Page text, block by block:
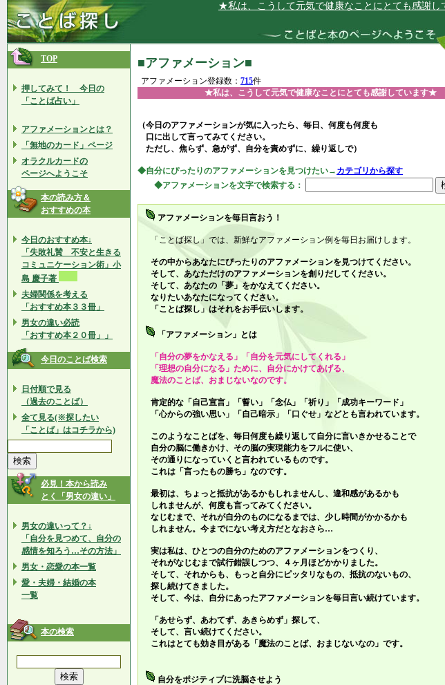
★私は、こうして元気で健康なことにとても感謝しています★
TOP
押してみて！ 今日の
「ことば占い」
アファメーションとは？
「無地のカード」ページ
オラクルカードの
ページへようこそ
本の読み方＆
おすすめの本
今日のおすすめ本↓
「失敗礼賛 不安と生きる
コミュニケーション術」小
島 慶子著
夫婦関係を考える
「おすすめ本３３冊」
男女の違い必読
「おすすめ本２０冊」」
今日のことば検索
日付順で見る
（過去のことば）
全て見る(※探したい
「ことば」はコチラから)
必見！本から読み
とく「男女の違い」
男女の違いって？↓
「自分を見つめて、自分の
感情を知ろう…その方法」
男女・恋愛の本一覧
愛・夫婦・結婚の本
一覧
本の検索
■アファメーション■
アファメーション登録数： 715件
★私は、こうして元気で健康なことにとても感謝しています★
（今日のアファメーションが気に入ったら、毎日、何度も何度も
口に出して言ってみてください。
ただし、焦らず、急がず、自分を責めずに、繰り返しで）
◆自分にぴったりのアファメーションを見つけたい→ カテゴリから探す
◆アファメーションを文字で検索する：
アファメーションを毎日言おう！
「ことば探し」では、新鮮なアファメーション例を毎日お届けします。
その中からあなたにぴったりのアファメーションを見つけてください。
そして、あなただけのアファメーションを創りだしてください。
そして、あなたの「夢」をかなえてください。
なりたいあなたになってください。
「ことば探し」はそれをお手伝いします。
「アファメーション」とは
「自分の夢をかなえる」「自分を元気にしてくれる」
「理想の自分になる」ために、自分にかけてあげる、
魔法のことば、おまじないなのです。
肯定的な「自己宣言」「誓い」「念仏」「祈り」「成功キーワード」
「心からの強い思い」「自己暗示」「口ぐせ」 などとも言われています。
このようなことばを、毎日何度も繰り返して自分に言いきかせることで
自分の脳に働きかけ、その脳の実現能力をフルに使い、
その通りになっていくと言われているものです。
これは「言ったもの勝ち」なのです。
最初は、ちょっと抵抗があるかもしれませんし、違和感があるかも
しれませんが、何度も言ってみてください。
なじむまで、それが自分のものになるまでは、少し時間がかかるかも
しれません。今までにない考え方だとなおさら…
実は私は、ひとつの自分のためのアファメーションをつくり、
それがなじむまで試行錯誤しつつ、４ヶ月ほどかかりました。
そして、それからも、もっと自分にピッタリなもの、抵抗のないもの、
探し続けてきました。
そして、今は、自分にあったアファメーションを毎日言い続けています。
「あせらず、あわてず、あきらめず」探して、
そして、言い続けてください。
これはとても効き目がある「魔法のことば、おまじないなの」です。
自分をポジティブに洗脳させよう